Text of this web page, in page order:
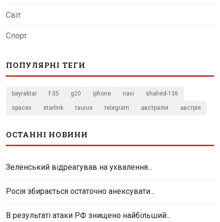
Світ
Спорт
ПОПУЛЯРНІ ТЕГИ
bayraktar f-35 g20 iphone navi shahed-136
spacex starlink taurus telegram австралія австрія
ОСТАННІ НОВИНИ
Зеленський відреагував на ухвалення...
Росія збирається остаточно анексувати...
В результаті атаки РФ знищено найбільший...